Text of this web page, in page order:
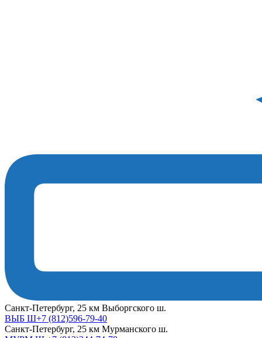
Cанкт-Петербург, 25 км Выборгского ш.
ВЫБ Ш+7 (812)596-79-40
Cанкт-Петербург, 25 км Мурманского ш.